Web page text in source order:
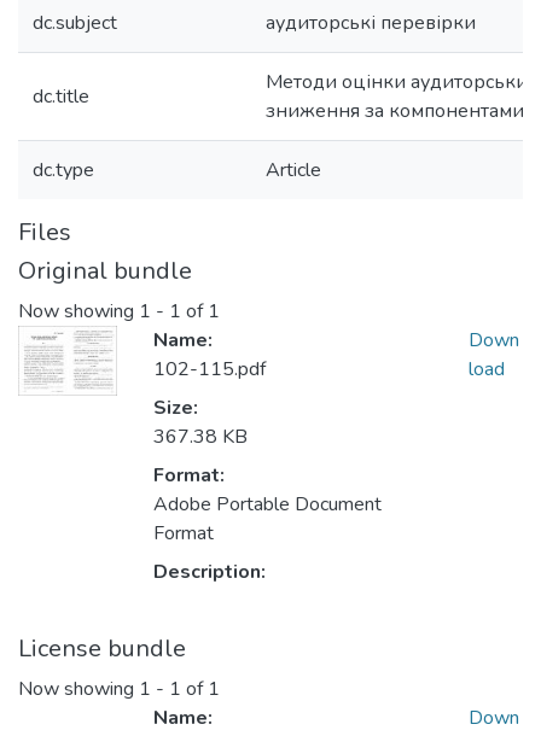
dc.subject аудиторські перевірки
dc.title
Методи оцінки аудиторських
зниження за компонентами
dc.type Article
Files
Original bundle
Now showing 1 - 1 of 1
Name:
102-115.pdf
Size:
367.38 KB
Format:
Adobe Portable Document
Format
Description:
Down
load
License bundle
Now showing 1 - 1 of 1
Name:
Down